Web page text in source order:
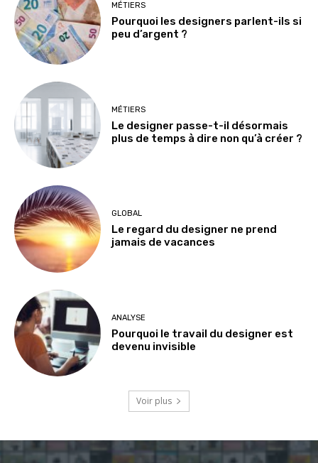
MÉTIERS
Pourquoi les designers parlent-ils si
peu d’argent ?
MÉTIERS
Le designer passe-t-il désormais
plus de temps à dire non qu’à créer ?
GLOBAL
Le regard du designer ne prend
jamais de vacances
ANALYSE
Pourquoi le travail du designer est
devenu invisible
Voir plus